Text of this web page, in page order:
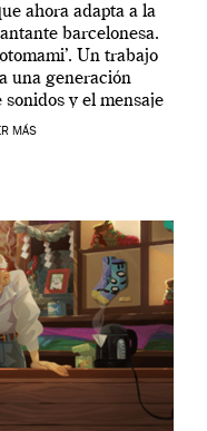
ahora adapta a la
barcelonesa.
Un trabajo
una generación
y el mensaje
[…]
MÁS